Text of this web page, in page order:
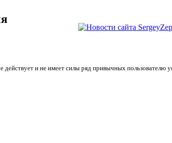
действует и не имеет силы ряд привычных пользователю